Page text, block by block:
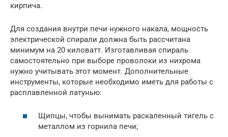
кирпича.
Для создания внутри печи нужного накала, мощность
электрической спирали должна быть рассчитана
минимум на 20 киловатт. Изготавливая спираль
самостоятельно при выборе проволоки из нихрома
нужно учитывать этот момент. Дополнительные
инструменты, которые необходимо иметь для работы с
расплавленной латунью:
Щипцы, чтобы вынимать раскаленный тигель с
металлом из горнила печи;